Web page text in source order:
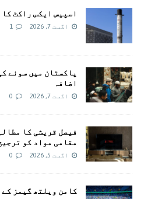
اسپیس ایکس راکٹ
اگست 7, 2026 1
اضافہ
اگست 7, 2026 0
فیصل قریشی کا
مقامی مواد کو
اگست 5, 2026 0
کامن ویلتھ گیمز کے